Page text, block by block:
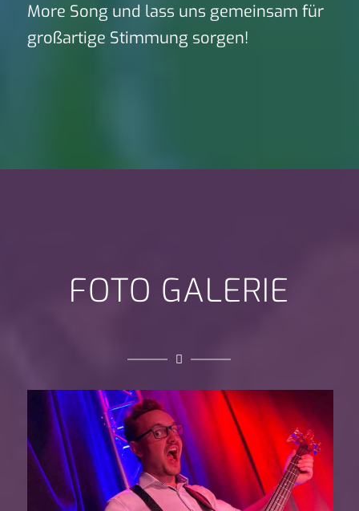
More Song und lass uns gemeinsam für
großartige Stimmung sorgen!
FOTO GALERIE